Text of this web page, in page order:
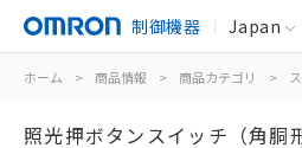
制御機器 Japan
ホーム > 商品情報 > 商品カテゴリ >
照光押ボタンスイッチ（角胴形